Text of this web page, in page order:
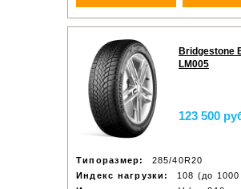
Bridgestone
LM005
123 500
Типоразмер:
285/40R20
Индекс нагрузки:
108 (до 1000